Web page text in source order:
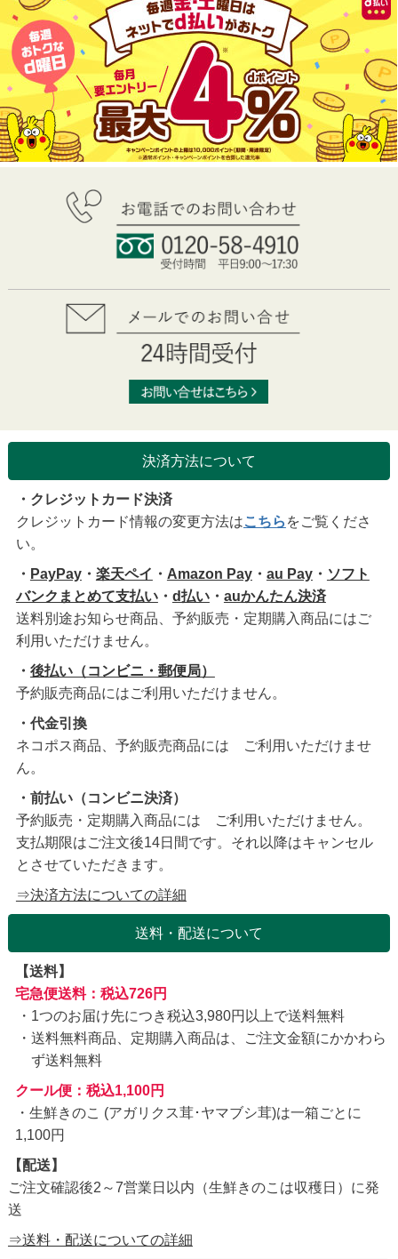
決済方法について
・クレジットカード決済
クレジットカード情報の変更方法はこちら をご覧くださ
い。
・ PayPay・ 楽天ペイ ・ Amazon Pay・ au Pay・ ソフト
バンクまとめて支払い・ d払い・ auかんたん決済
送料別途お知らせ商品、予約販売・定期購入商品にはご
利用いただけません。
・ 後払い（コンビニ・郵便局）
予約販売商品にはご利用いただけません。
・代金引換
ネコポス商品、予約販売商品には ご利用いただけませ
ん。
・前払い（コンビニ決済）
予約販売・定期購入商品には ご利用いただけません。
支払期限はご注文後14日間です。それ以降はキャンセル
とさせていただきます。
⇒決済方法についての詳細
送料・配送について
【送料】
宅急便送料：税込726円
1つのお届け先につき税込3,980円以上で送料無料
送料無料商品、定期購入商品は、ご注文金額にかかわら
ず送料無料
クール便：税込1,100円
・生鮮きのこ (アガリクス茸･ヤマブシ茸)は一箱ごとに
1,100円
【配送】
ご注文確認後2～7営業日以内（生鮮きのこは収穫日）に発
送
⇒送料・配送についての詳細